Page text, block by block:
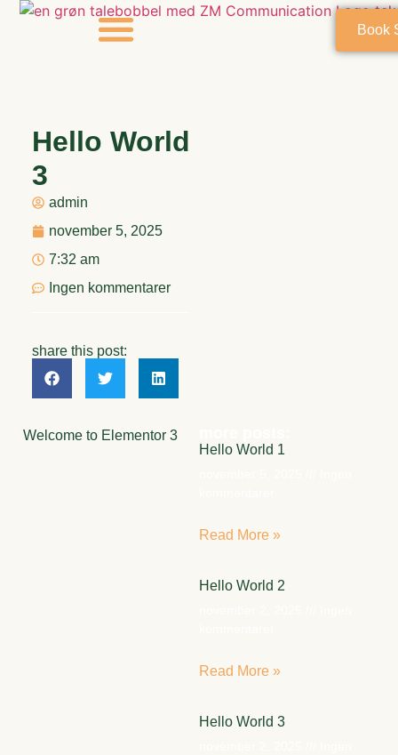
Book
Hello World
3
admin
november 5, 2025
7:32 am
Ingen kommentarer
share this post:
Welcome to Elementor 3
Hello World 1
Read More »
Hello World 2
Read More »
Hello World 3